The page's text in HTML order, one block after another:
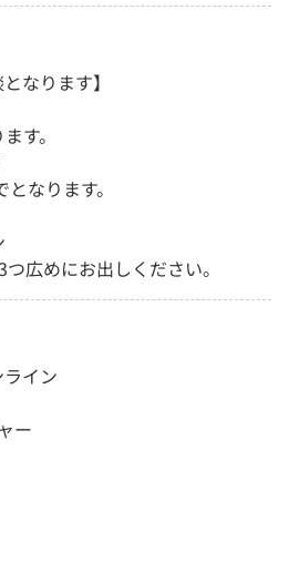
なります】
す。
なります。
広めにお出しください。
イン
ー